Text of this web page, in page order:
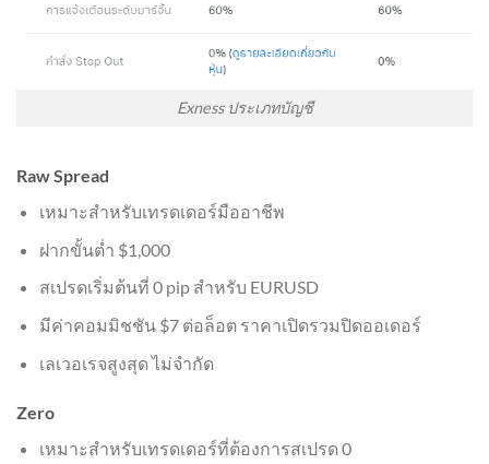
Exness ประเภทบัญชี
Raw Spread
เหมาะสำหรับเทรดเดอร์มืออาชีพ
ฝากขั้นต่ำ $1,000
สเปรดเริ่มต้นที่ 0 pip สำหรับ EURUSD
มีค่าคอมมิชชัน $7 ต่อล็อต ราคาเปิดรวมปิดออเดอร์
เลเวอเรจสูงสุด ไม่จำกัด
Zero
เหมาะสำหรับเทรดเดอร์ที่ต้องการสเปรด 0